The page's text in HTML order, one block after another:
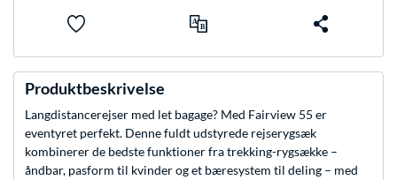
Produktbeskrivelse
Langdistancerejser med let bagage? Med Fairview 55 er
eventyret perfekt. Denne fuldt udstyrede rejserygsæk
kombinerer de bedste funktioner fra trekking-rygsække –
åndbar, pasform til kvinder og et bæresystem til deling – med